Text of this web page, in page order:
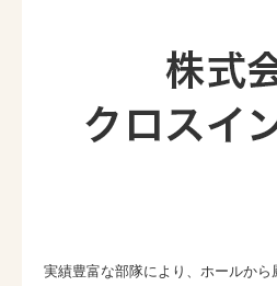
実績豊富な部隊により、ホールか